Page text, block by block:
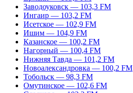
Заводоуковск — 103,3 FM
Ингаир — 103,2 FM
Исетское — 102,9 FM
Ишим — 104,9 FM
Казанское — 100,2 FM
Нагорный — 100,4 FM
Нижняя Тавда — 101,2 FM
Новоалександровка — 100,2 FM
Тобольск — 98,3 FM
Омутинское — 102,6 FM